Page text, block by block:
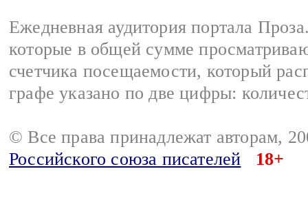
Ежедневная аудитория портала
которые в общей сумме
счетчика посещаемости, который
графе указано по две цифры:
© Все права принадлежат авторам,
Российского союза писателей
18+